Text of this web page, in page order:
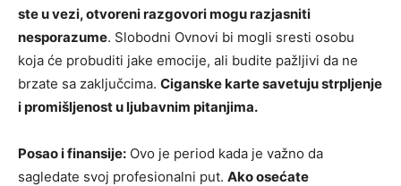
ste u vezi, otvoreni razgovori mogu razjasniti
nesporazume. Slobodni Ovnovi bi mogli sresti osobu
koja će probuditi jake emocije, ali budite pažljivi da ne
brzate sa zaključcima. Ciganske karte savetuju strpljenje
i promišljenost u ljubavnim pitanjima.
Posao i finansije: Ovo je period kada je važno da
sagledate svoj profesionalni put. Ako osećate